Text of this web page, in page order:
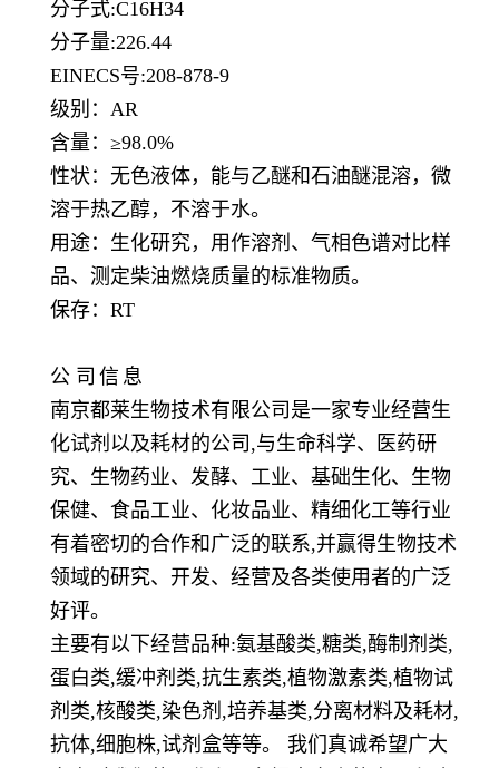
分子式:C16H34
分子量:226.44
EINECS号:208-878-9
级别： AR
含量： ≥98.0%
性状：无色液体，能与乙醚和石油醚混溶，微
溶于热乙醇，不溶于水。
用途：生化研究，用作溶剂、气相色谱对比样
品、测定柴油燃烧质量的标准物质。
保存： RT
公 司 信 息
南京都莱生物技术有限公司是一家专业经营生
化试剂以及耗材的公司,与生命科学、医药研
究、生物药业、发酵、工业、基础生化、生物
保健、食品工业、化妆品业、精细化工等行业
有着密切的合作和广泛的联系,并赢得生物技术
领域的研究、开发、经营及各类使用者的广泛
好评。
主要有以下经营品种:氨基酸类,糖类,酶制剂类,
蛋白类,缓冲剂类,抗生素类,植物激素类,植物试
剂类,核酸类,染色剂,培养基类,分离材料及耗材,
抗体,细胞株,试剂盒等等。 我们真诚希望广大